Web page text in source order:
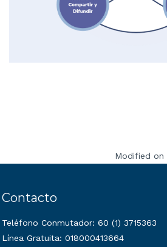
Modified on
Contacto
Teléfono Conmutador: 60 (1) 3715363
Línea Gratuita: 018000413664